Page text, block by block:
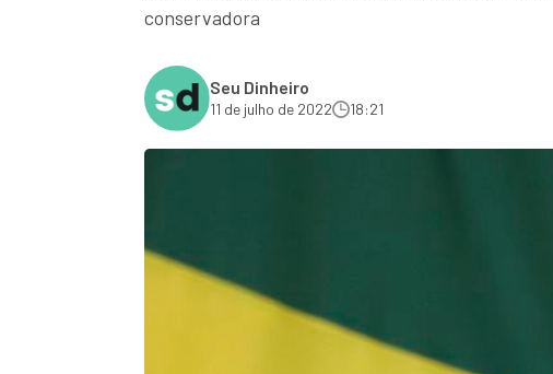
conservadora
Seu Dinheiro
11 de julho de 2022 18:21